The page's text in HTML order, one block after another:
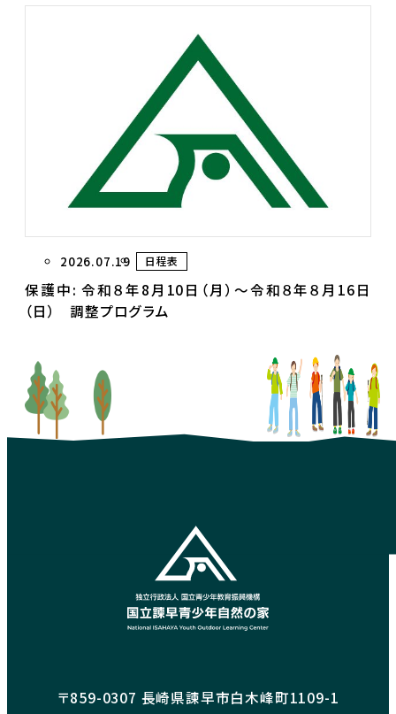
2026.07.19 日程表
保護中: 令和８年8月10日（月）～令和８年８月16日
（日） 調整プログラム
〒859-0307 長崎県諫早市白木峰町1109-1